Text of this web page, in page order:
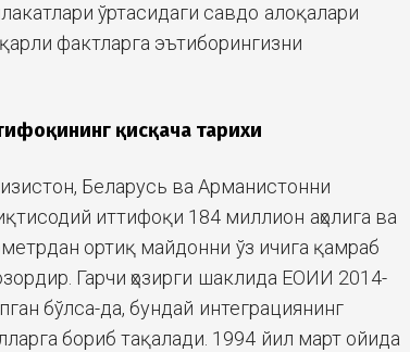
ўртасидаги савдо алоқалари
фактларга эътиборингизни
қисқача тарихи
Беларусь ва Арманистонни
иттифоқи 184 миллион аҳолига ва
ортиқ майдонни ўз ичига қамраб
Гарчи ҳозирги шаклида ЕОИИ 2014-
бўлса-да, бундай интеграциянинг
бориб тақалади. 1994 йил март ойида